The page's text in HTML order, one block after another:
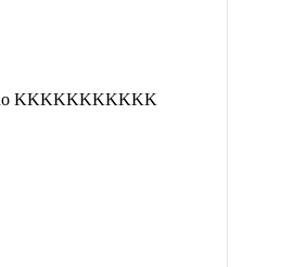
KKKKKKKKKKK